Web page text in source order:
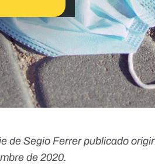
deSegio Ferrerpublicado
de 2020.